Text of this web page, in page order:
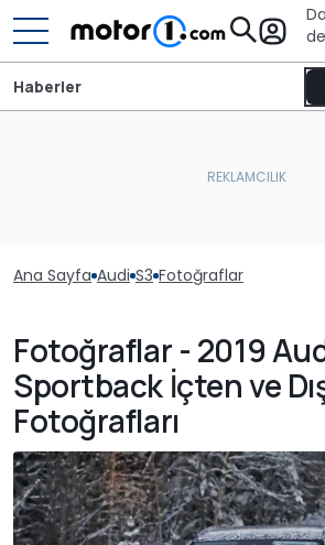
Haberler
Ana Sayfa Audi S3 Fotoğraflar
Fotoğraflar - 2019
Sportback İçten ve
Fotoğrafları